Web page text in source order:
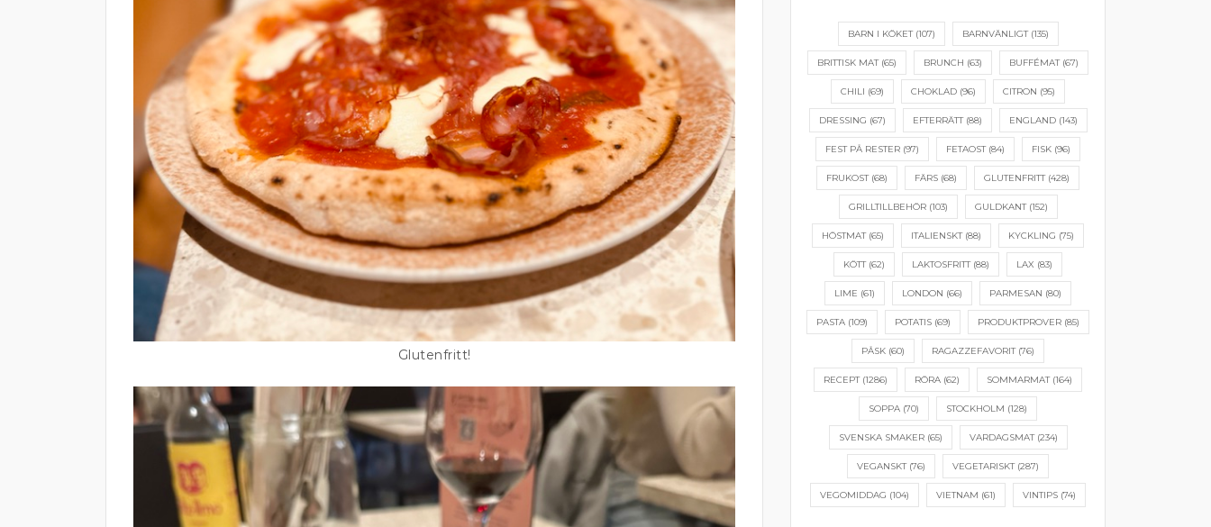
Glutenfritt!
BARN I KÖKET(107) BARNVÄNLIGT(135)
BRITTISK MAT(65) BRUNCH (63) BUFFÉMAT(67)
CHILI (69) CHOKLAD (96) CITRON (95)
DRESSING (67) EFTERRÄTT(88) ENGLAND(143)
FEST PÅ RESTER (97) FETAOST(84) FISK (96)
FRUKOST(68) FÄRS (68) GLUTENFRITT(428)
GRILLTILLBEHÖR(103) GULDKANT(152)
HÖSTMAT(65) ITALIENSKT(88) KYCKLING (75)
KÖTT(62) LAKTOSFRITT(88) LAX (83)
LIME (61) LONDON (66) PARMESAN (80)
PASTA (109) POTATIS (69) PRODUKTPROVER (85)
PÅSK (60) RAGAZZEFAVORIT(76)
RECEPT(1286) RÖRA (62) SOMMARMAT(164)
SOPPA (70) STOCKHOLM (128)
SVENSKA SMAKER(65) VARDAGSMAT(234)
VEGANSKT(76) VEGETARISKT(287)
VEGOMIDDAG (104) VIETNAM (61) VINTIPS (74)